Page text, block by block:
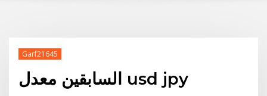
Garf21645
السابقين معدل usd jpy